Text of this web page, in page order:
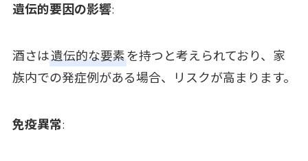
遺伝的要因の影響:
酒さは遺伝的な要素を持つと考えられており、家
族内での発症例がある場合、リスクが高まります。
免疫異常: